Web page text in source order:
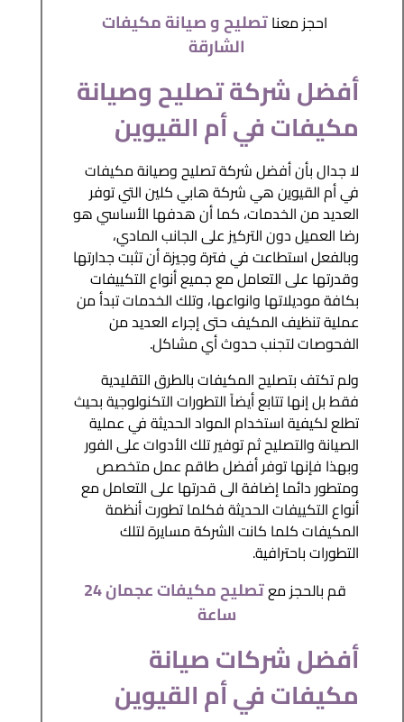
احجز معناتصليح و صيانة مكيفات
الشارقة
أفضل شركة تصليح وصيانة
مكيفات في أم القيوين
لا جدال بأن أفضل شركة تصليح وصيانة مكيفات
في أم القيوين هي شركة هابي كلين التي توفر
العديد من الخدمات، كما أن هدفها الأساسي هو
رضا العميل دون التركيز على الجانب المادي،
وبالفعل استطاعت في فترة وجيزة أن تثبت جدارتها
وقدرتها على التعامل مع جميع أنواع التكييفات
بكافة موديلاتها وانواعها، وتلك الخدمات تبدأ من
عملية تنظيف المكيف حتى إجراء العديد من
الفحوصات لتجنب حدوث أي مشاكل.
ولم تكتف بتصليح المكيفات بالطرق التقليدية
فقط بل إنها تتابع أيضاً التطورات التكنولوجية بحيث
تطلع لكيفية استخدام المواد الحديثة في عملية
الصيانة والتصليح ثم توفير تلك الأدوات على الفور
وبهذا فإنها توفر أفضل طاقم عمل متخصص
ومتطور دائما إضافة الى قدرتها على التعامل مع
أنواع التكييفات الحديثة فكلما تطورت أنظمة
المكيفات كلما كانت الشركة مسايرة لتلك
التطورات باحترافية.
قم بالحجز مع
تصليح مكيفات عجمان 24
ساعة
أفضل شركات صيانة
مكيفات في أم القيوين